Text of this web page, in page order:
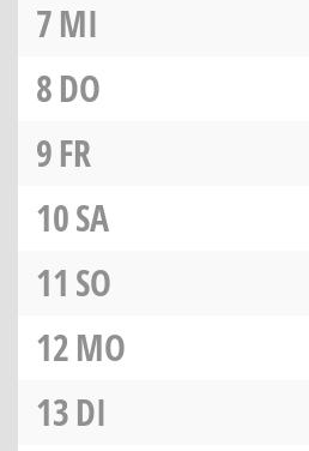
7MI
8DO
9FR
10SA
11 SO
12MO
13DI